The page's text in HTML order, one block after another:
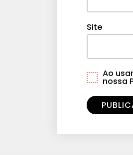
Site
Ao
nossa